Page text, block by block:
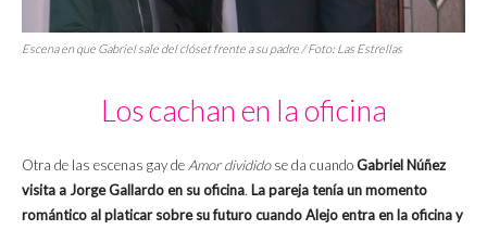
Escena en que Gabriel sale del clóset frente a su padre / Foto: Las Estrellas
Los cachan en la oficina
Otra de las escenas gay de Amor divididose da cuandoGabriel Núñez
visita a Jorge Gallardo en su oficina. La pareja tenía un momento
romántico al platicar sobre su futuro cuando Alejo entra en la oficina y